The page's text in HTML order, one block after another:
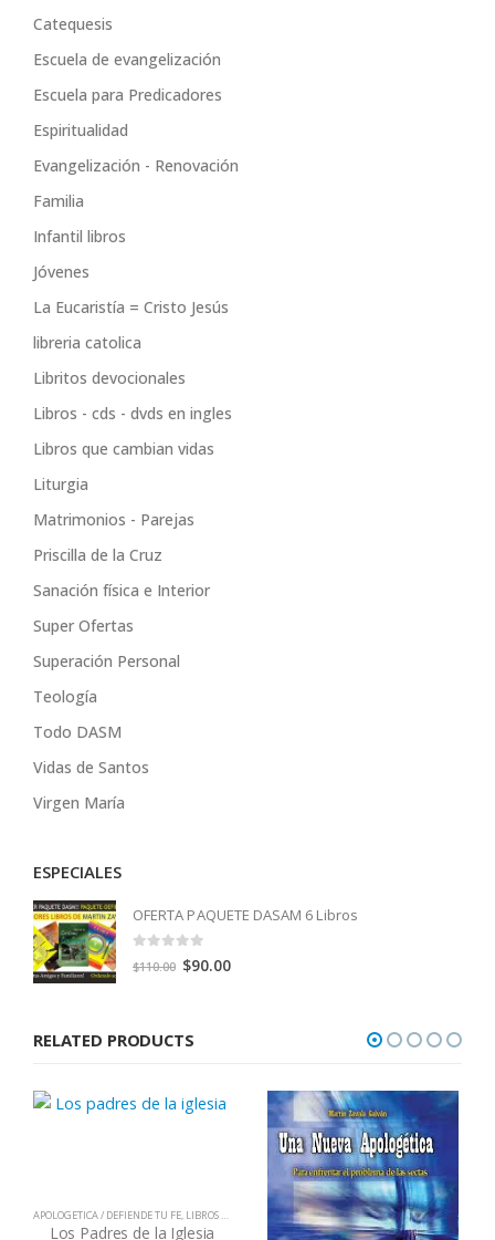
Catequesis
Escuela de evangelización
Escuela para Predicadores
Espiritualidad
Evangelización - Renovación
Familia
Infantil libros
Jóvenes
La Eucaristía = Cristo Jesús
libreria catolica
Libritos devocionales
Libros - cds - dvds en ingles
Libros que cambian vidas
Liturgia
Matrimonios - Parejas
Priscilla de la Cruz
Sanación física e Interior
Super Ofertas
Superación Personal
Teología
Todo DASM
Vidas de Santos
Virgen María
ESPECIALES
OFERTA PAQUETE DASAM 6 Libros
out of 5
$110.00 Original
$110.00.
$90.00Current
RELATED PRODUCTS
APOLOGETICA / DEFIENDE TU FE, LIBROS QUE CAMBIAN VIDAS
Los Padres de la Iglesia